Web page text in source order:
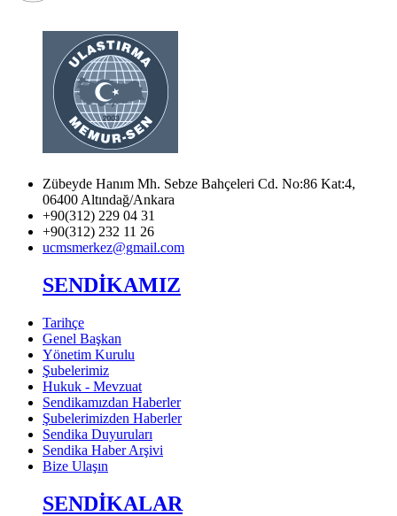
Zübeyde Hanım Mh. Sebze Bahçeleri Cd. No:86 Kat:4,
06400 Altındağ/Ankara
+90(312) 229 04 31
+90(312) 232 11 26
ucmsmerkez@gmail.com
SENDİKAMIZ
Tarihçe
Genel Başkan
Yönetim Kurulu
Şubelerimiz
Hukuk - Mevzuat
Sendikamızdan Haberler
Şubelerimizden Haberler
Sendika Duyuruları
Sendika Haber Arşivi
Bize Ulaşın
SENDİKALAR